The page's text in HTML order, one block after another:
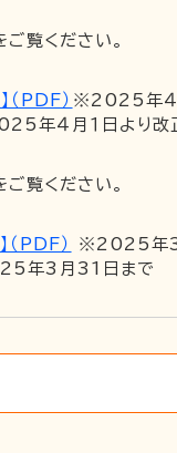
覧ください。
（PDF） ※2025年４
年４月１日より改
覧ください。
PDF）
※2025年3
年3月31日まで